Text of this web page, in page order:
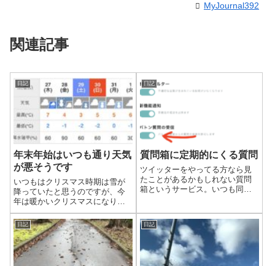
MyJournal392
関連記事
日記
年末年始はいつも通り天気
が悪そうです
いつもはクリスマス時期は雪が
降っていたと思うのですが、今
年は暖かいクリスマスになりま
した。と油断していたら、明日
から年明けまで雨や雪になりそ
うです。いつも通りではありま
すが、今年の災害レベルの大雪
を思い出し、心の準備はしてお
きたいと思いまし...
日記
質問箱に定期的にくる質問
ツイッターをやってる方なら見
たことがあるかもしれない質問
箱というサービス。いつも同じ
日記 日記